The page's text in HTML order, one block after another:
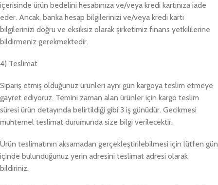
içerisinde ürün bedelini hesabınıza ve/veya kredi kartınıza iade
eder. Ancak, banka hesap bilgilerinizi ve/veya kredi kartı
bilgilerinizi doğru ve eksiksiz olarak şirketimiz finans yetkililerine
bildirmeniz gerekmektedir.
4) Teslimat
Sipariş etmiş olduğunuz ürünleri aynı gün kargoya teslim etmeye
gayret ediyoruz. Temini zaman alan ürünler için kargo teslim
süresi ürün detayında belirtildiği gibi 3 iş günüdür. Gecikmesi
muhtemel teslimat durumunda size bilgi verilecektir.
Ürün teslimatının aksamadan gerçekleştirilebilmesi için lütfen gün
içinde bulunduğunuz yerin adresini teslimat adresi olarak
bildiriniz.